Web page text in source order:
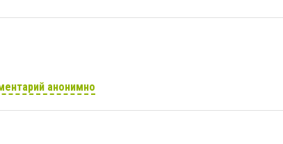
анонимно